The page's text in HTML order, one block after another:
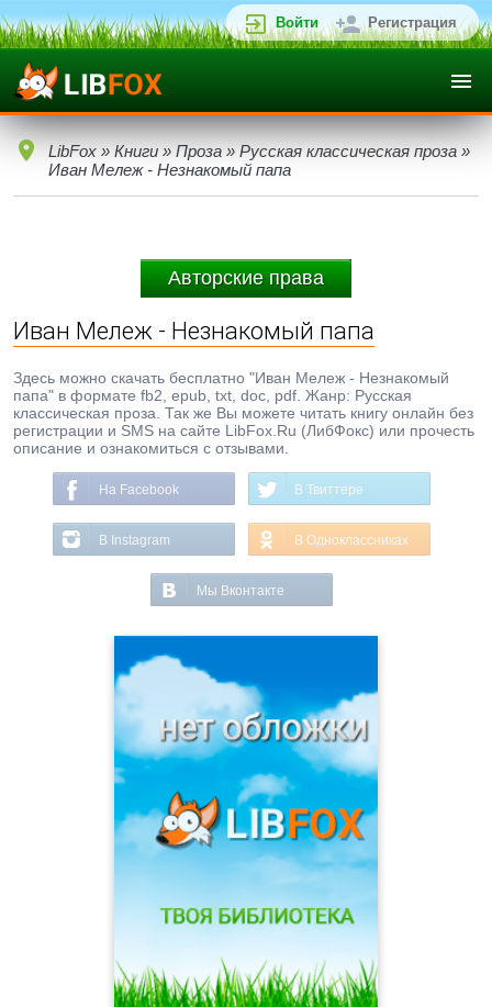
Войти Регистрация
LibFox » Книги » Проза » Русская классическая проза »
Иван Мележ - Незнакомый папа
Авторские права
Иван Мележ - Незнакомый папа
Здесь можно скачать бесплатно "Иван Мележ - Незнакомый
папа" в формате fb2, epub, txt, doc, pdf. Жанр: Русская
классическая проза. Так же Вы можете читать книгу онлайн без
регистрации и SMS на сайте LibFox.Ru (ЛибФокс) или прочесть
описание и ознакомиться с отзывами.
На Facebook В Твиттере
В Instagram В Одноклассниках
Мы Вконтакте